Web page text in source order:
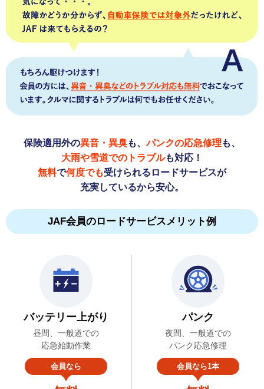
保険適用外の異音・異臭も、パンクの応急修理 も、
大雨や雪道でのトラブルも対応！
無料で何度でも受けられるロードサービスが
充実しているから安心。
JAF会員のロードサービスメリット例
バッテリー上がり
昼間、一般道での
応急始動作業
会員なら
パンク
夜間、一般道での
パンク応急修理
会員なら1本